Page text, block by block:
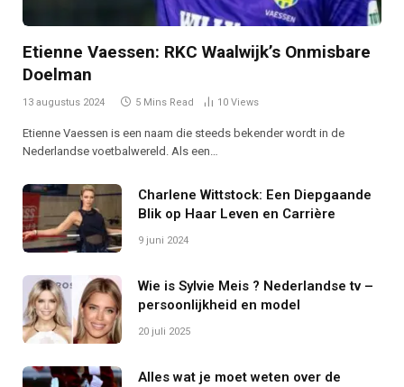
Etienne Vaessen: RKC Waalwijk’s Onmisbare
Doelman
13 augustus 2024 5 Mins Read 10 Views
Etienne Vaessen is een naam die steeds bekender wordt in de
Nederlandse voetbalwereld. Als een…
Charlene Wittstock: Een Diepgaande
Blik op Haar Leven en Carrière
9 juni 2024
Wie is Sylvie Meis ? Nederlandse tv –
persoonlijkheid en model
20 juli 2025
Alles wat je moet weten over de